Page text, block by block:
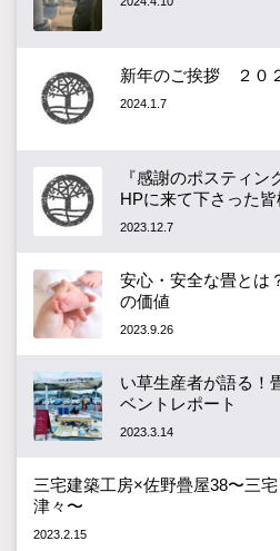
新年のご挨拶 ２０
2024.1.7
『感謝のポスティン
HPに来て下さった皆
2023.12.7
安心・安全な畳とは
の価値
2023.9.26
い草生産者が語る！
ベントレポート
2023.3.14
三宅建築工房×佐野疊屋38〜三
津々〜
2023.2.15